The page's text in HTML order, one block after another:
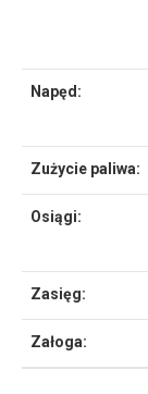
Napęd:
Zużycie paliwa:
Osiągi:
Zasięg:
Załoga: